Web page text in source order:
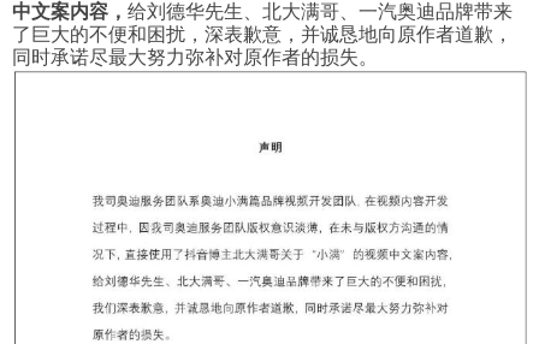
中文案内容， 给刘德华先生、北大满哥、一汽奥迪品牌带来
了巨大的不便和困扰，深表歉意，并诚恳地向原作者道歉，
同时承诺尽最大努力弥补对原作者的损失。